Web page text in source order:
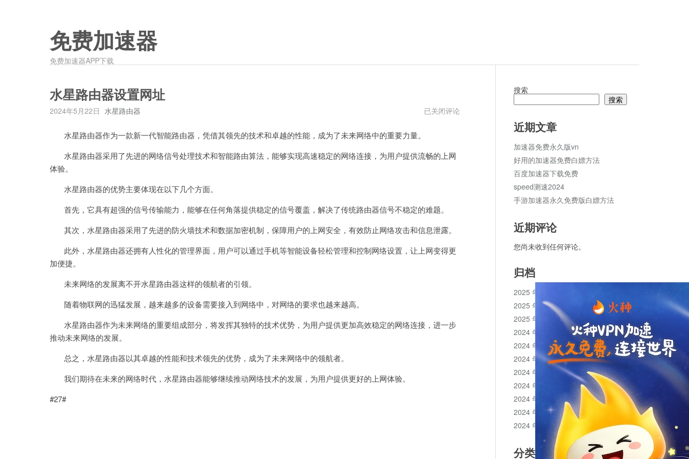
免费加速器
免费加速器APP下载
水星路由器设置网址
2024年5月22日 水星路由器
水
设
置
已关闭评论
水星路由器作为一款新一代智能路由器，凭借其领先的技术和卓越的性能，成为了未来网络中的重要力量。
水星路由器采用了先进的网络信号处理技术和智能路由算法，能够实现高速稳定的网络连接，为用户提供流畅的上网
体验。
水星路由器的优势主要体现在以下几个方面。
首先，它具有超强的信号传输能力，能够在任何角落提供稳定的信号覆盖，解决了传统路由器信号不稳定的难题。
其次，水星路由器采用了先进的防火墙技术和数据加密机制，保障用户的上网安全，有效防止网络攻击和信息泄露。
此外，水星路由器还拥有人性化的管理界面，用户可以通过手机等智能设备轻松管理和控制网络设置，让上网变得更
加便捷。
未来网络的发展离不开水星路由器这样的领航者的引领。
随着物联网的迅猛发展，越来越多的设备需要接入到网络中，对网络的要求也越来越高。
水星路由器作为未来网络的重要组成部分，将发挥其独特的技术优势，为用户提供更加高效稳定的网络连接，进一步
推动未来网络的发展。
总之，水星路由器以其卓越的性能和技术领先的优势，成为了未来网络中的领航者。
我们期待在未来的网络时代，水星路由器能够继续推动网络技术的发展，为用户提供更好的上网体验。
#27#
搜索
搜索
近期文章
加速器免费永久版vn
好用的加速器免费白嫖方法
百度加速器下载免费
speed测速2024
手游加速器永久免费版白嫖方法
近期评论
您尚未收到任何评论。
归档
2025 年 11 月
2025 年 10 月
2025 年 1 月
2024 年 12 月
2024 年 11 月
2024 年 10 月
2024 年 9 月
2024 年 8 月
2024 年 7 月
2024 年 6 月
2024 年 5 月
分类目录